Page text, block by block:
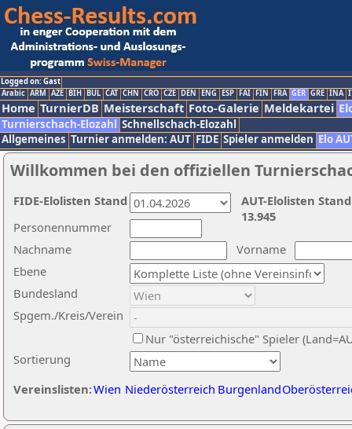
Logged on: Gast
Arabic ARM AZE BIH BUL CAT CHN CRO CZE DEN ENG ESP FAI FIN FRA GER GRE INA
Home TurnierDB Meisterschaft Foto-Galerie Meldekartei
Turnierschach-Elozahl Schnellschach-Elozahl
Allgemeines Turnier anmelden: AUT FIDE Spieler anmelden Elo
Willkommen bei den offiziellen
Nachname
Vorname
Ebene
Sortierung
Personennummer
Bundesland
Spgem./Kreis/Verein
Nur "österreichische" Spieler
Vereinslisten:Wien Niederösterreich Burgenland
AUT-Elolisten
13.945
FIDE-Elolisten Stand